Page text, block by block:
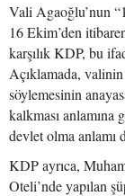
Vali Agaoğlu’nun
16 Ekim’den
karşılık KDP, bu
Açıklamada,
söylemesinin
kalkması anlamına
devlet olma anlamı
KDP ayrıca,
Oteli’nde yapılan